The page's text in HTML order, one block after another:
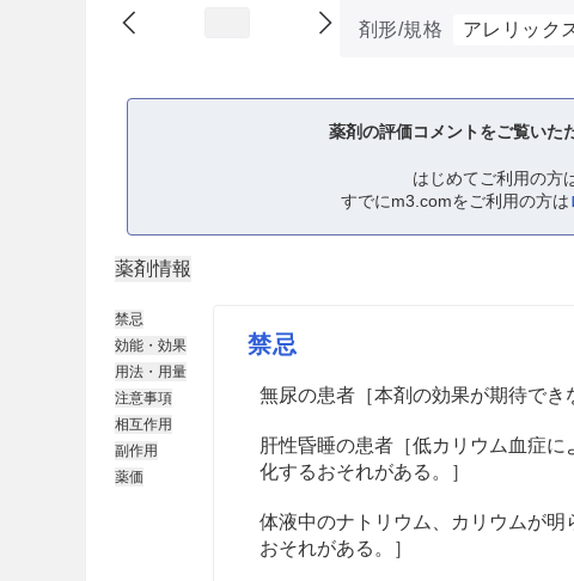
剤形/規格
アレリック
薬剤の評価コメントをご覧いた
はじめてご利用の方
すでにm3.comをご利用の方は
薬剤情報
禁忌
効能・効果
用法・用量
注意事項
相互作用
副作用
薬価
禁忌
無尿の患者［本剤の効果が期待でき
肝性昏睡の患者［低カリウム血症
化するおそれがある。］
体液中のナトリウム、カリウムが
おそれがある。］